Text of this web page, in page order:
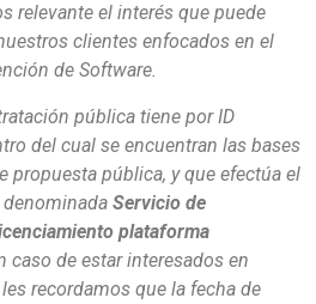
relevante el interés que puede
clientes enfocados en el
de Software.
pública tiene por ID
del cual se encuentran las bases
propuesta pública, y que efectúa el
Servicio de
plataforma
caso de estar interesados en
recordamos que la fecha de